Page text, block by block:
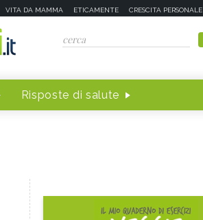
VITA DA MAMMA ETICAMENTE CRESCITA PERSONALE
Risposte di salute